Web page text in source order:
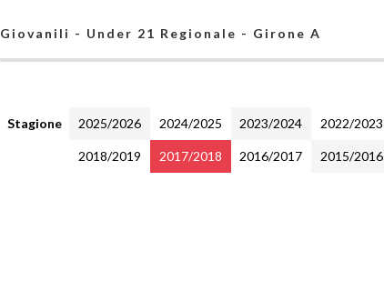
Giovanili - Under 21 Regionale - Girone A
Stagione 2025/2026 2024/2025 2023/2024 2022/2023
2018/2019 2017/2018 2016/2017 2015/2016